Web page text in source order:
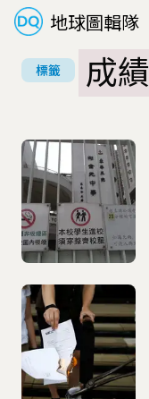
地球圖輯隊
標籤 成績